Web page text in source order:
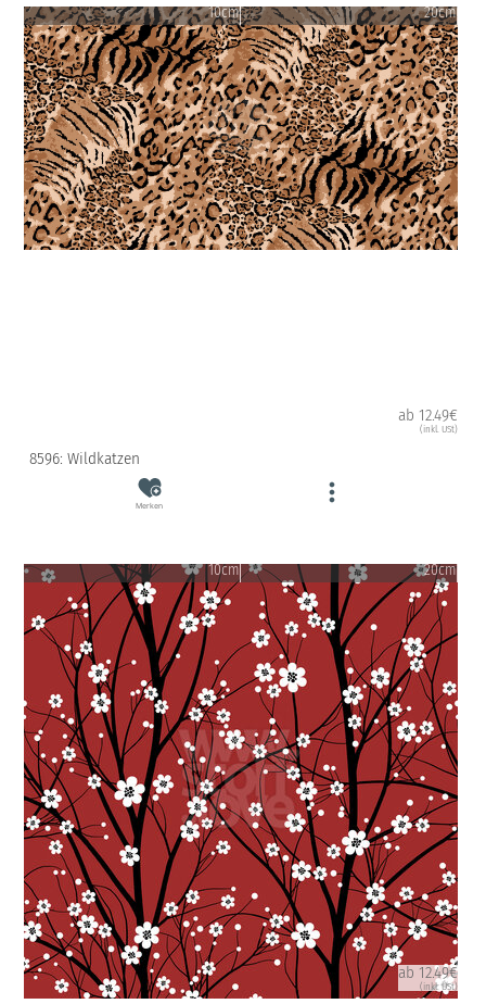
10cm 20cm
ab 12.49€
(inkl. USt)
8596: Wildkatzen
Merken
10cm 20cm
ab 12.49€
(inkl. USt)